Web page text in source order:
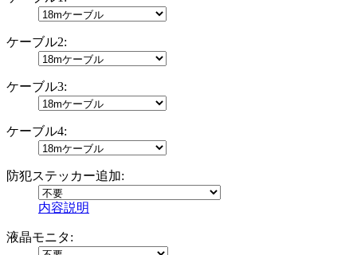
ケーブル2:
ケーブル3:
ケーブル4:
防犯ステッカー追加:
内容説明
液晶モニタ: